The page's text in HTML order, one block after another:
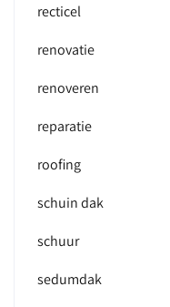
recticel
renovatie
renoveren
reparatie
roofing
schuin dak
schuur
sedumdak